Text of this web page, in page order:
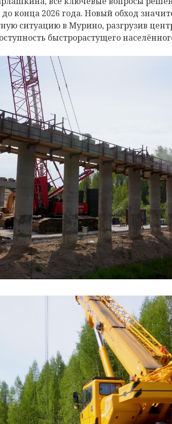
конца 2026 года. Новый обход
ситуацию в Мурино, разгрузив
быстрорастущего